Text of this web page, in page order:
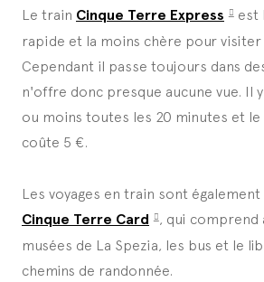
Le train Cinque Terre Express
est
rapide et la moins chère pour visiter
Cependant il passe toujours dans
n'offre donc presque aucune vue. Il
ou moins toutes les 20 minutes et
coûte 5 €.
Les voyages en train sont également
Cinque Terre Card
, qui comprend
musées de La Spezia, les bus et le
chemins de randonnée.